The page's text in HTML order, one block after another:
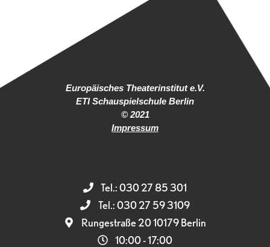
Europäisches Theaterinstitut e.V.
ETI Schauspielschule Berlin
© 2021
Impressum
Tel.: 030 27 85 301
Tel.: 030 27 59 3109
Rungestraße 20 10179 Berlin
10:00 - 17:00